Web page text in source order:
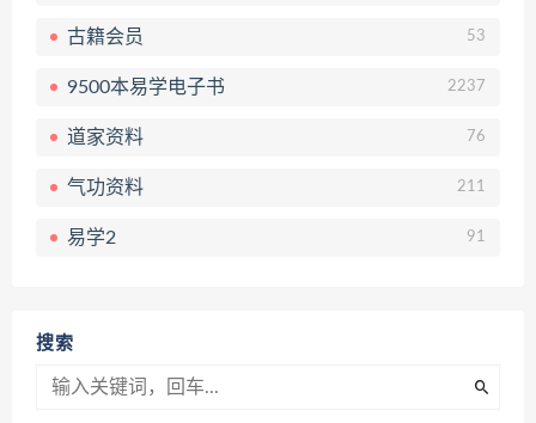
古籍会员 53
9500本易学电子书 2237
道家资料 76
气功资料 211
易学2 91
搜索